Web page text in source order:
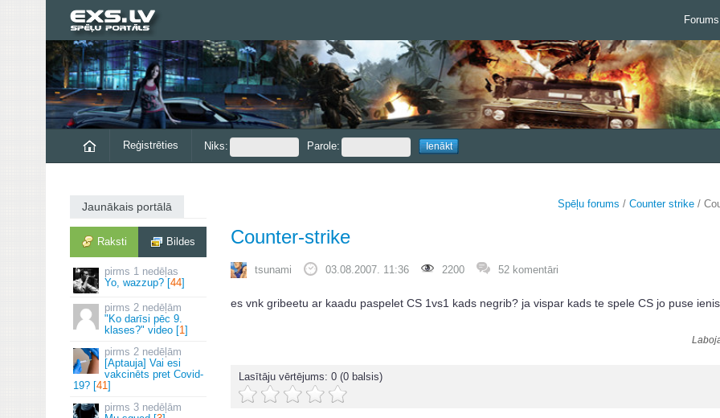
Forums
Reģistrēties Niks: Parole:
Jaunākais portālā
Raksti Bildes
1 nedēļas
Yo, wazzup? [44]
2 nedēļām
"Ko darīsi pēc 9.
klases?" video [1]
2 nedēļām
[Aptauja] Vai esi
vakcinēts pret Covid-
19? [41]
3 nedēļām
Spēļu forums / Counter strike /
Counter-strike
tsunami 03.08.2007. 11:36 2200 52 komentāri
es vnk gribeetu ar kaadu paspelet CS 1vs1 kads negrib? ja vispar kads te spele CS jo puse
Lasītāju vērtējums: 0 (0 balsis)